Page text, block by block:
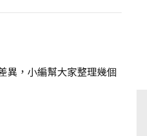
異，小編幫大家整理幾個